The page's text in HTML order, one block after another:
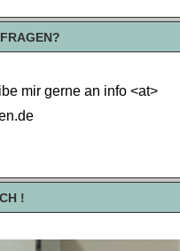
mir gerne an info <at>
!